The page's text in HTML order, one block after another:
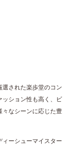
された楽歩堂のコン
ッション性も高く、ビ
なシーンに応じた豊
ーシューマイスター